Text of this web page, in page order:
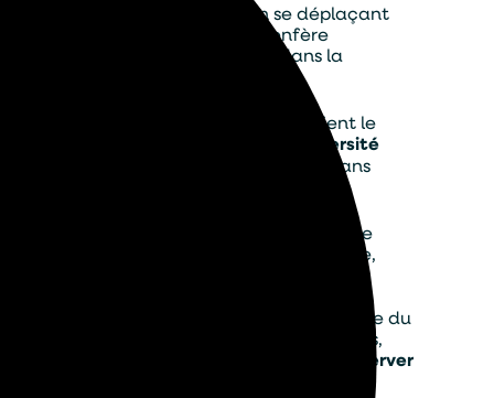
renforcer ce phénomène. En se déplaçant
Ce type d’aménagement confère
est un atout majeur dans la
les matières organiques, purifient le
on favorise leur activité.
Une biodiversité
et maintient la clarté du plan d’eau sans
ont souvent un effet limité si le cadre
où chaque élément – végétation, faune,
agressif supprime une partie de la vie utile du
du milieu. Les solutions écologiques,
plutôt que leurs symptômes.
Préserver